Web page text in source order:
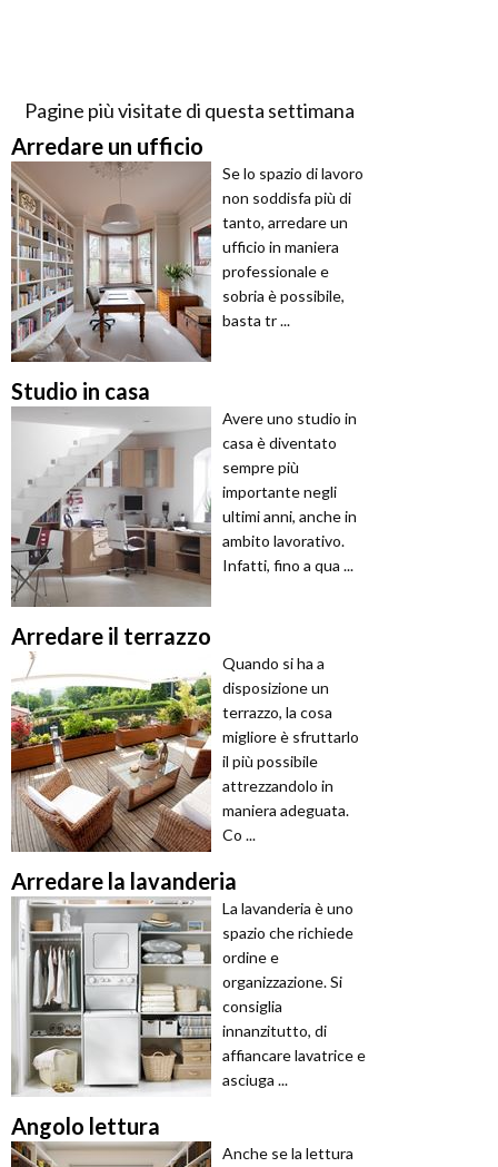
Pagine più visitate di questa settimana
Arredare un ufficio
Se lo spazio di lavoro
non soddisfa più di
tanto, arredare un
ufficio in maniera
professionale e
sobria è possibile,
basta tr ...
Studio in casa
Avere uno studio in
casa è diventato
sempre più
importante negli
ultimi anni, anche in
ambito lavorativo.
Infatti, fino a qua ...
Arredare il terrazzo
Quando si ha a
disposizione un
terrazzo, la cosa
migliore è sfruttarlo
il più possibile
attrezzandolo in
maniera adeguata.
Co ...
Arredare la lavanderia
La lavanderia è uno
spazio che richiede
ordine e
organizzazione. Si
consiglia
innanzitutto, di
affiancare lavatrice e
asciuga ...
Angolo lettura
Anche se la lettura